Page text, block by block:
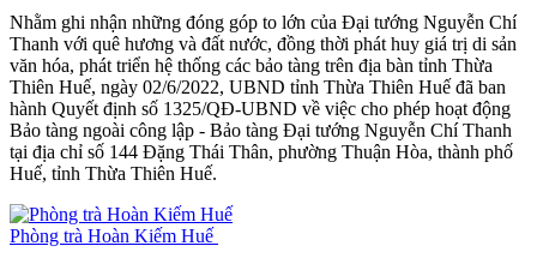
Nhằm ghi nhận những đóng góp to lớn của Đại tướng Nguyễn Chí
Thanh với quê hương và đất nước, đồng thời phát huy giá trị di sản
văn hóa, phát triển hệ thống các bảo tàng trên địa bàn tỉnh Thừa
Thiên Huế, ngày 02/6/2022, UBND tỉnh Thừa Thiên Huế đã ban
hành Quyết định số 1325/QĐ-UBND về việc cho phép hoạt động
Bảo tàng ngoài công lập - Bảo tàng Đại tướng Nguyễn Chí Thanh
tại địa chỉ số 144 Đặng Thái Thân, phường Thuận Hòa, thành phố
Huế, tỉnh Thừa Thiên Huế.
Phòng trà Hoàn Kiếm Huế